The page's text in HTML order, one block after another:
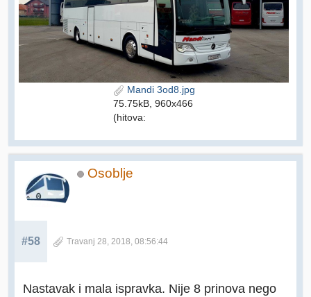
Mandi 3od8.jpg
75.75kB, 960x466
(hitova:
Osoblje
#58 Travanj 28, 2018, 08:56:44
Nastavak i mala ispravka. Nije 8 prinova nego